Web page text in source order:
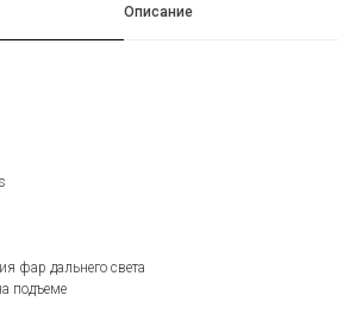
Описание
фар дальнего света
подъеме